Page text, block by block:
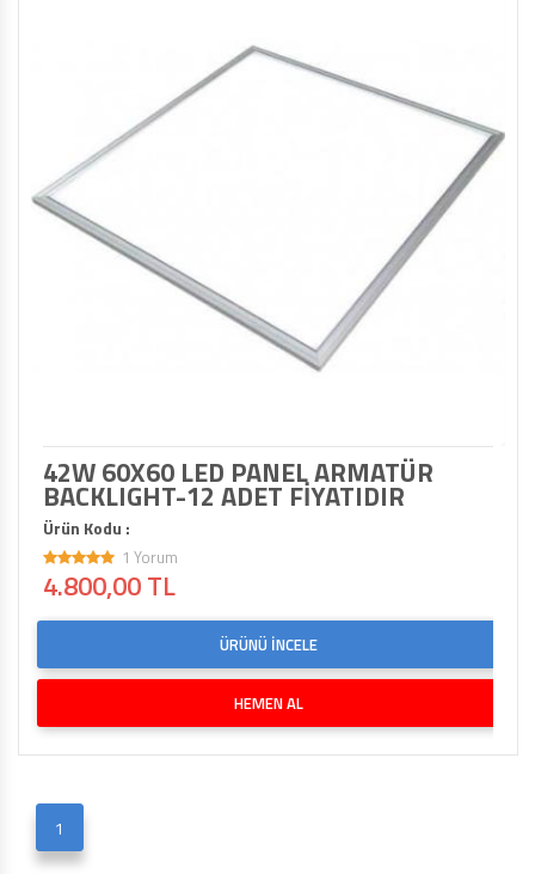
42W 60X60 LED PANEL ARMATÜR
BACKLIGHT-12 ADET FİYATIDIR
Ürün Kodu :
1 Yorum
4.800,00 TL
ÜRÜNÜ İNCELE
HEMEN AL
1